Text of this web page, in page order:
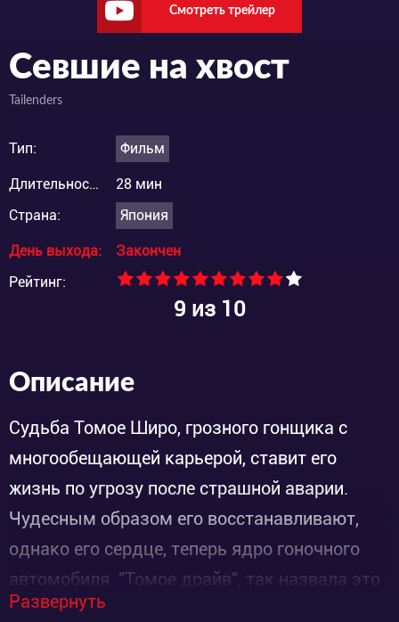
Смотреть трейлер
Севшие на хвост
Tailenders
Тип: Фильм
Длительность:
28 мин
Страна:
Япония
День выхода:
Закончен
Рейтинг:
9 из 10
Описание
Судьба Томое Широ, грозного гонщика с
многообещающей карьерой, ставит его
жизнь по угрозу после страшной аварии.
Чудесным образом его восстанавливают,
однако его сердце, теперь ядро гоночного
автомобиля. "Томое драйв", так назвала это
ядро его новая странная спутница. Впереди
Развернуть